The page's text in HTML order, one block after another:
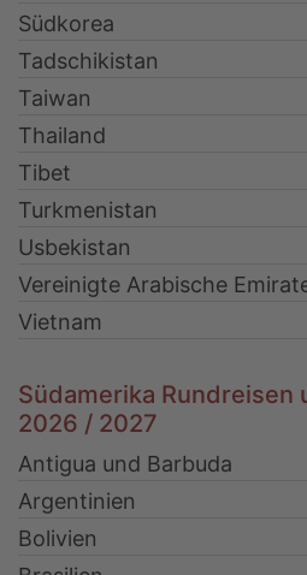
Südkorea
Tadschikistan
Taiwan
Thailand
Tibet
Turkmenistan
Usbekistan
Vereinigte Arabische
Vietnam
Südamerika Rundreisen
2026 / 2027
Antigua und Barbuda
Argentinien
Bolivien